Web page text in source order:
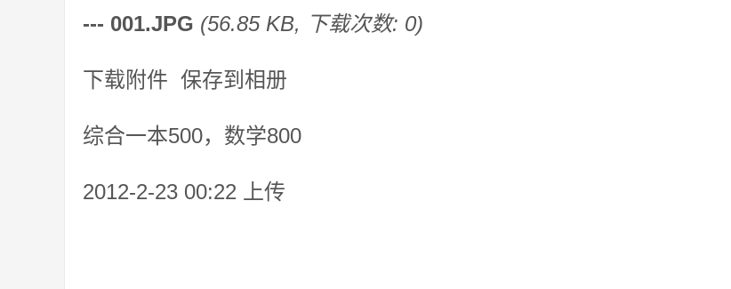
--- 001.JPG (56.85 KB, 下载次数: 0)
下载附件 保存到相册
综合一本500，数学800
2012-2-23 00:22 上传